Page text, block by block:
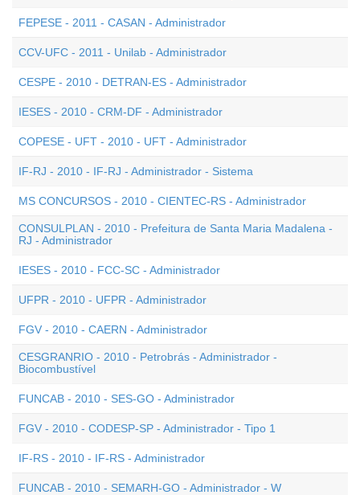
FEPESE - 2011 - CASAN - Administrador
CCV-UFC - 2011 - Unilab - Administrador
CESPE - 2010 - DETRAN-ES - Administrador
IESES - 2010 - CRM-DF - Administrador
COPESE - UFT - 2010 - UFT - Administrador
IF-RJ - 2010 - IF-RJ - Administrador - Sistema
MS CONCURSOS - 2010 - CIENTEC-RS - Administrador
CONSULPLAN - 2010 - Prefeitura de Santa Maria Madalena -
RJ - Administrador
IESES - 2010 - FCC-SC - Administrador
UFPR - 2010 - UFPR - Administrador
FGV - 2010 - CAERN - Administrador
CESGRANRIO - 2010 - Petrobrás - Administrador -
Biocombustível
FUNCAB - 2010 - SES-GO - Administrador
FGV - 2010 - CODESP-SP - Administrador - Tipo 1
IF-RS - 2010 - IF-RS - Administrador
FUNCAB - 2010 - SEMARH-GO - Administrador - W